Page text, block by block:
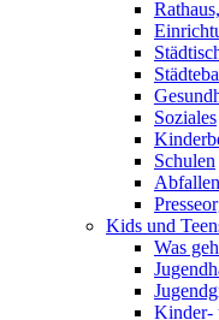
Soziales
Schulen
Kids und
Was
Kinder-